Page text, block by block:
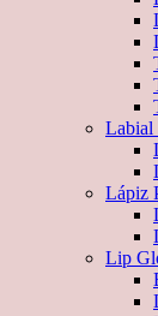
Labial
Lápiz
Lip